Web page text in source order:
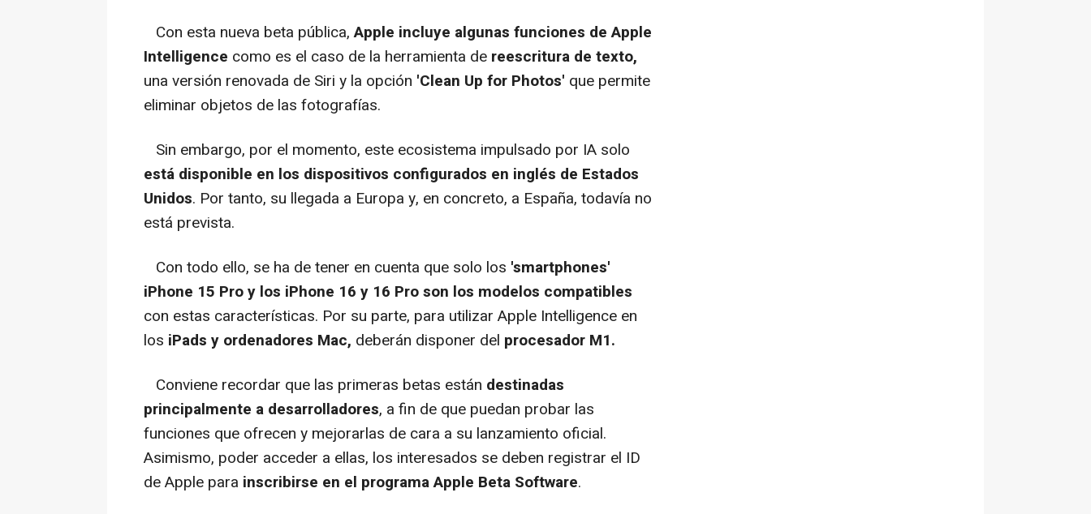
Con esta nueva beta pública,Apple incluye algunas funciones de Apple
Intelligence como es el caso de la herramienta de reescritura de texto,
una versión renovada de Siri y la opción 'Clean Up for Photos' que permite
eliminar objetos de las fotografías.
Sin embargo, por el momento, este ecosistema impulsado por IA solo
está disponible en los dispositivos configurados en inglés de Estados
Unidos. Por tanto, su llegada a Europa y, en concreto, a España, todavía no
está prevista.
Con todo ello, se ha de tener en cuenta que solo los 'smartphones'
iPhone 15 Pro y los iPhone 16 y 16 Pro son los modelos compatibles
con estas características. Por su parte, para utilizar Apple Intelligence en
los iPads y ordenadores Mac, deberán disponer del procesador M1.
Conviene recordar que las primeras betas están destinadas
principalmente a desarrolladores, a fin de que puedan probar las
funciones que ofrecen y mejorarlas de cara a su lanzamiento oficial.
Asimismo, poder acceder a ellas, los interesados se deben registrar el ID
de Apple para inscribirse en el programa Apple Beta Software.